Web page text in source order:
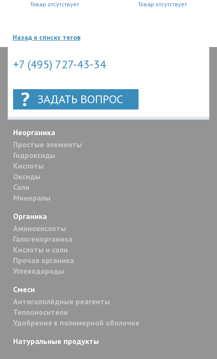
Товар отсутствует Товар отсутствует
Назад к списку тегов
+7 (495) 727-43-34
ЗАДАТЬ ВОПРОС
Неорганика
Простые элементы
Гидроксиды
Кислоты
Оксиды
Соли
Минералы
Органика
Аминокислоты
Галогенорганика
Кислоты и соли
Прочая органика
Углеводороды
Смеси
Антигололёдные реагенты
Теплоносители
Удобрения в полимерной оболочке
Натуральные продукты